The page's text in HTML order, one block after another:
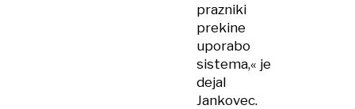
prazniki
prekine
uporabo
sistema,« je
dejal
Jankovec.